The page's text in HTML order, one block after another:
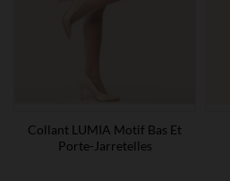
Collant LUMIA Motif Bas Et
Porte-Jarretelles